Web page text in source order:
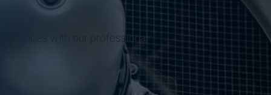
choices with our professional